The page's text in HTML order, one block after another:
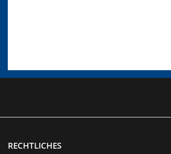
RECHTLICHES